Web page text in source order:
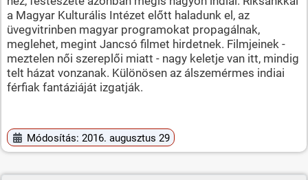
a Magyar Kulturális Intézet előtt haladunk el, az
üvegvitrinben magyar programokat propagálnak,
meglehet, megint Jancsó filmet hirdetnek. Filmjeinek -
meztelen női szereplői miatt - nagy keletje van itt, mindig
telt házat vonzanak. Különösen az álszemérmes indiai
férfiak fantáziáját izgatják.
Módosítás: 2016. augusztus 29